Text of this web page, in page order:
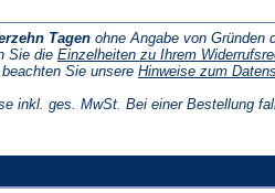
Tagen ohne Angabe von Gründen
Sie die Einzelheiten zu Ihrem
Sie unsere Hinweise zum
inkl. ges. MwSt. Bei einer Bestellung